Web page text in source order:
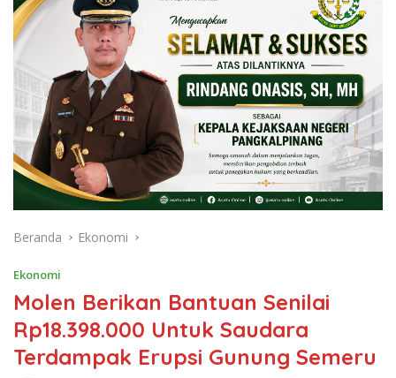
Beranda Ekonomi
Ekonomi
Molen Berikan Bantuan Senilai
Rp18.398.000 Untuk Saudara
Terdampak Erupsi Gunung Semeru